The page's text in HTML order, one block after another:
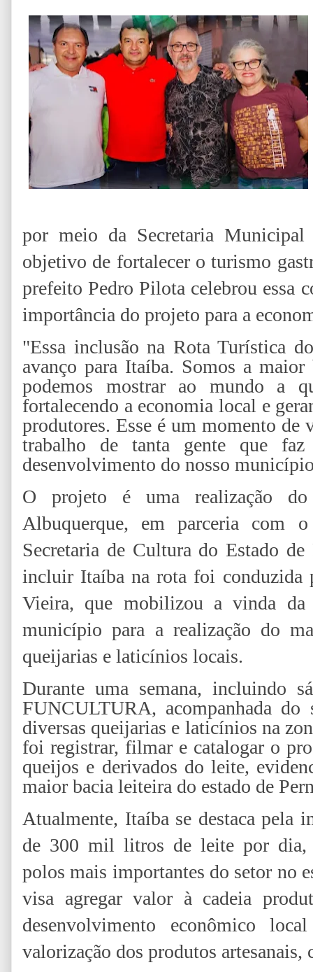
por meio da Secretaria
objetivo de fortalecer o turismo
prefeito Pedro Pilota celebrou essa
importância do projeto para a
"Essa inclusão na Rota Turística
avanço para Itaíba. Somos a
podemos mostrar ao mundo a
fortalecendo a economia local e
produtores. Esse é um momento de
trabalho de tanta gente que
desenvolvimento do nosso
O projeto é uma realização do
Albuquerque, em parceria com
Secretaria de Cultura do Estado
incluir Itaíba na rota foi conduzida
Vieira, que mobilizou a vinda
município para a realização do
queijarias e laticínios locais.
Durante uma semana, incluindo
FUNCULTURA, acompanhada
diversas queijarias e laticínios na
foi registrar, filmar e catalogar o
queijos e derivados do leite,
maior bacia leiteira do estado de
Atualmente, Itaíba se destaca pela
de 300 mil litros de leite por dia,
polos mais importantes do setor no
visa agregar valor à cadeia
desenvolvimento econômico
valorização dos produtos